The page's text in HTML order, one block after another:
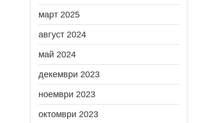
март 2025
август 2024
май 2024
декември 2023
ноември 2023
октомври 2023